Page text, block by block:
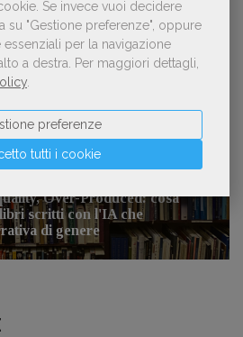
Se invece vuoi decidere
su "Gestione preferenze", oppure
per la navigazione
a destra.
Per maggiori dettagli,
tutti i cookie
preferenze
dell’IA
Over-Produced: cosa
scritti con l'IA che
di genere